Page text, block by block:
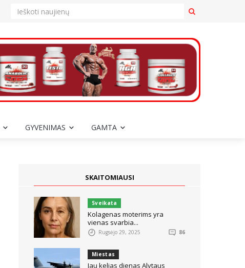
GYVENIMAS GAMTA
SKAITOMIAUSI
Sveikata
Kolagenas moterims yra
vienas svarbia...
Rugsėjo 29, 2025 86
Miestas
Jau kelias dienas Alytaus